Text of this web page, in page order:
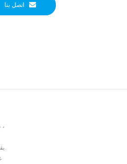
اتصل بنا
1) جودة عالية HDMI إلى كابل HDMI هي مناسبة للاستخدام في HDTV ، مسرح منزلي ،
2) موصل مطلية بالذهب 24K يقاوم التآكل ويضمن اتصال الأمثل لنقل الإشارات القصوى.